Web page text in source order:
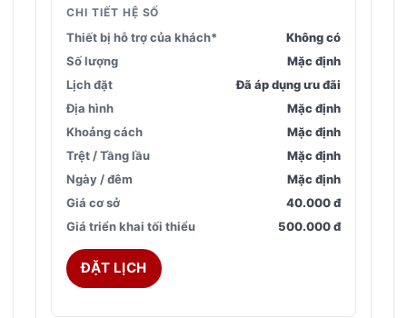
CHI TIẾT HỆ SỐ
Thiết bị hỗ trợ của khách*
Không có
Số lượng
Mặc định
Lịch đặt
Đã áp dụng ưu đãi
Địa hình
Mặc định
Khoảng cách
Mặc định
Trệt / Tầng lầu
Mặc định
Ngày / đêm
Mặc định
Giá cơ sở
40.000 đ
Giá triển khai tối thiểu
500.000 đ
ĐẶT LỊCH